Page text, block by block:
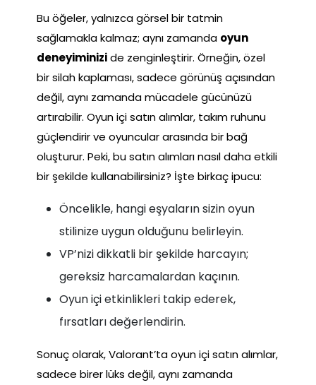
Bu öğeler, yalnızca görsel bir tatmin
sağlamakla kalmaz; aynı zamanda oyun
deneyiminizide zenginleştirir. Örneğin, özel
bir silah kaplaması, sadece görünüş açısından
değil, aynı zamanda mücadele gücünüzü
artırabilir. Oyun içi satın alımlar, takım ruhunu
güçlendirir ve oyuncular arasında bir bağ
oluşturur. Peki, bu satın alımları nasıl daha etkili
bir şekilde kullanabilirsiniz? İşte birkaç ipucu:
Öncelikle, hangi eşyaların sizin oyun
stilinize uygun olduğunu belirleyin.
VP’nizi dikkatli bir şekilde harcayın;
gereksiz harcamalardan kaçının.
Oyun içi etkinlikleri takip ederek,
fırsatları değerlendirin.
Sonuç olarak, Valorant’ta oyun içi satın alımlar,
sadece birer lüks değil, aynı zamanda